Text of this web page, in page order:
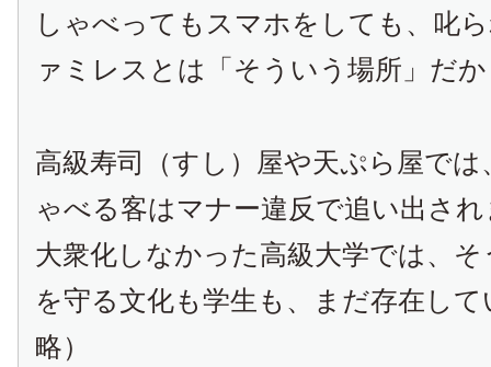
しゃべってもスマホをしても、叱
ァミレスとは「そういう場所」だ
高級寿司（すし）屋や天ぷら屋で
ゃべる客はマナー違反で追い出さ
大衆化しなかった高級大学では、
を守る文化も学生も、まだ存在し
略）